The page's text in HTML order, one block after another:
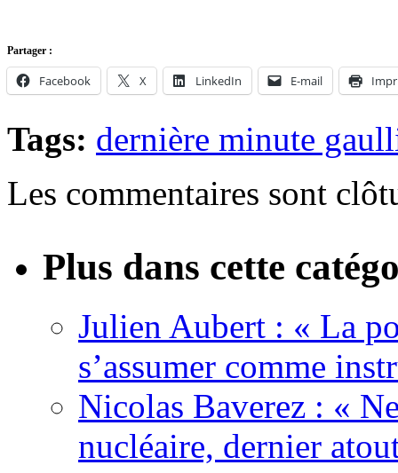
Partager :
Facebook X LinkedIn E-mail
Tags: dernière minute
Les commentaires sont
Plus dans cette
Julien Aubert : « La
s’assumer comme
Nicolas Baverez : «
nucléaire, dernier